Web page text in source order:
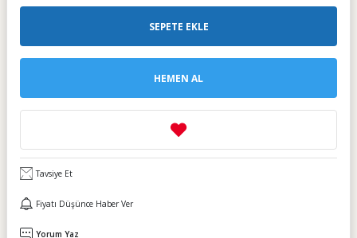
SEPETE EKLE
HEMEN AL
Tavsiye Et
Fiyatı Düşünce Haber Ver
Yorum Yaz